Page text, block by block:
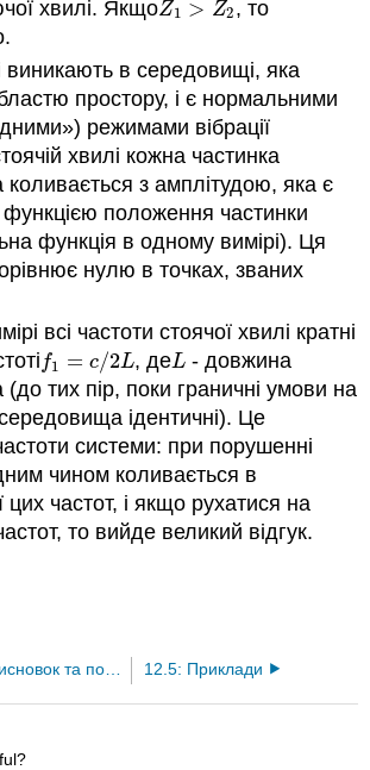
хвилі. ЯкщоZ1 > Z2
Z1 >Z 2
, то
виникають в середовищі, яка
простору, і є нормальними
режимами вібрації
хвилі кожна частинка
з амплітудою, яка є
положення частинки
функція в одному вимірі). Ця
нулю в точках, званих
всі частоти стоячої хвилі кратні
f1 = c/2L
f1 =c 2L , деL
L - довжина
тих пір, поки граничні умови на
ідентичні). Це
системи: при порушенні
чином коливається в
цих частот, і якщо рухатися на
то вийде великий відгук.
12.5: Приклади